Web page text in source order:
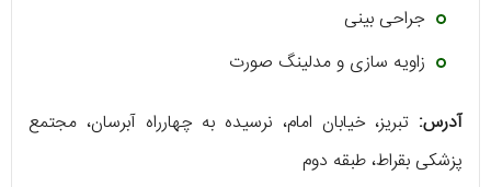
جراحی بینی
زاویه سازی و مدلینگ صورت
آدرس: تبریز، خیابان امام، نرسیده به چهارراه آبرسان، مجتمع
پزشکی بقراط، طبقه دوم